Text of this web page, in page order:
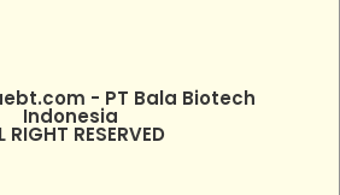
- PT Bala Biotech
Indonesia
RIGHT RESERVED